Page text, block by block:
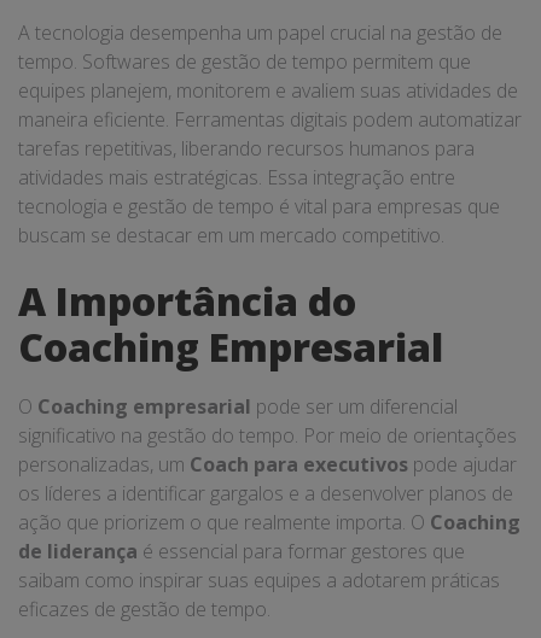
A tecnologia desempenha um papel crucial na gestão de
tempo. Softwares de gestão de tempo permitem que
equipes planejem, monitorem e avaliem suas atividades de
maneira eficiente. Ferramentas digitais podem automatizar
tarefas repetitivas, liberando recursos humanos para
atividades mais estratégicas. Essa integração entre
tecnologia e gestão de tempo é vital para empresas que
buscam se destacar em um mercado competitivo.
A Importância do
Coaching Empresarial
O Coaching empresarial pode ser um diferencial
significativo na gestão do tempo. Por meio de orientações
personalizadas, um Coach para executivos pode ajudar
os líderes a identificar gargalos e a desenvolver planos de
ação que priorizem o que realmente importa. O Coaching
de liderança é essencial para formar gestores que
saibam como inspirar suas equipes a adotarem práticas
eficazes de gestão de tempo.